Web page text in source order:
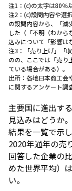
注1：(c)の太字は80％
注2：(c)設問内容や選
の設問内容から、「減
した（「不明（わから
込みについて「影響は
注3：「売り上げ」「
のの、ここでは「売り
ている場合がある）。
出所：各地日本商工会
に関するアンケート調
主要国に進出す
見込みはどうか
結果を一覧で示
2020年通年の売
回答した企業の
めた世界平均）
い。